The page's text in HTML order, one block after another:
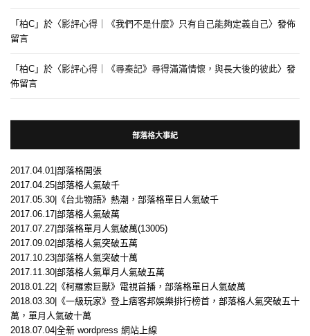
「 柏C 」於〈影評心得｜《我們不是什麼》只有自己能夠定義自己〉發佈
留言
「 柏C 」於〈影評心得｜《尋秦記》尋得滿滿情懷，與長大後的彼此〉發
佈留言
部落格大事紀
2017.04.01|部落格開張
2017.04.25|部落格人氣破千
2017.05.30|《台北物語》熱潮，部落格單日人氣破千
2017.06.17|部落格人氣破萬
2017.07.27|部落格單月人氣破萬(13005)
2017.09.02|部落格人氣突破五萬
2017.10.23|部落格人氣突破十萬
2017.11.30|部落格人氣單月人氣破五萬
2018.01.22|《柯羅索巨獸》電視首播，部落格單日人氣破萬
2018.03.30|《一級玩家》登上痞客邦娛樂排行榜首，部落格人氣突破五十
萬，單月人氣破十萬
2018.07.04|全新 wordpress 網站上線